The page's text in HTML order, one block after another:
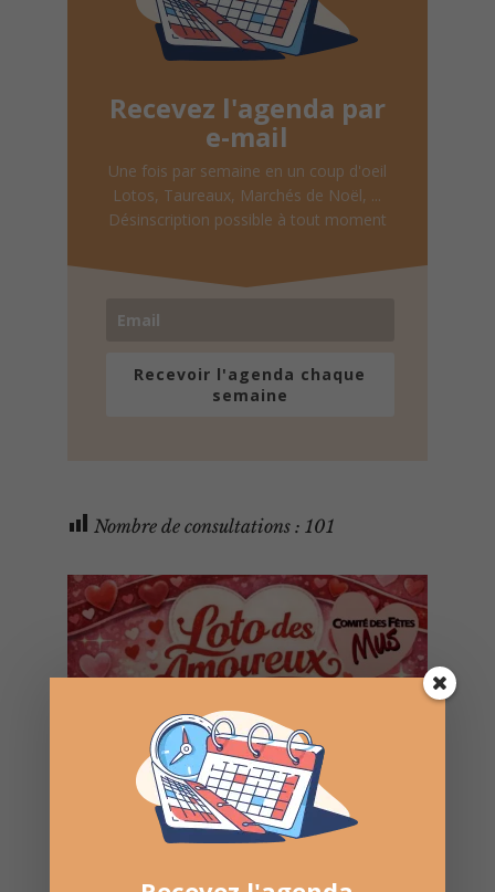
Recevez l'agenda par
e-mail
Une fois par semaine en un coup d'oeil
Lotos, Taureaux, Marchés de Noël, ...
Désinscription possible à tout moment
Recevoir l'agenda chaque
semaine
Nombre de consultations : 101